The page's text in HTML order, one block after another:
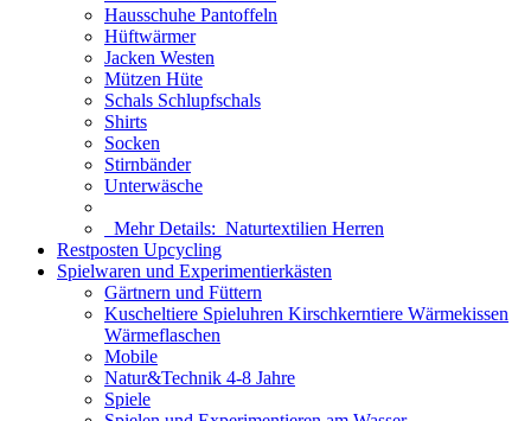
Hausschuhe Pantoffeln
Hüftwärmer
Jacken Westen
Mützen Hüte
Schals Schlupfschals
Shirts
Socken
Stirnbänder
Unterwäsche
Mehr Details: Naturtextilien Herren
Restposten Upcycling
Spielwaren und Experimentierkästen
Gärtnern und Füttern
Kuscheltiere Spieluhren Kirschkerntiere Wärmekissen
Wärmeflaschen
Mobile
Natur&Technik 4-8 Jahre
Spiele